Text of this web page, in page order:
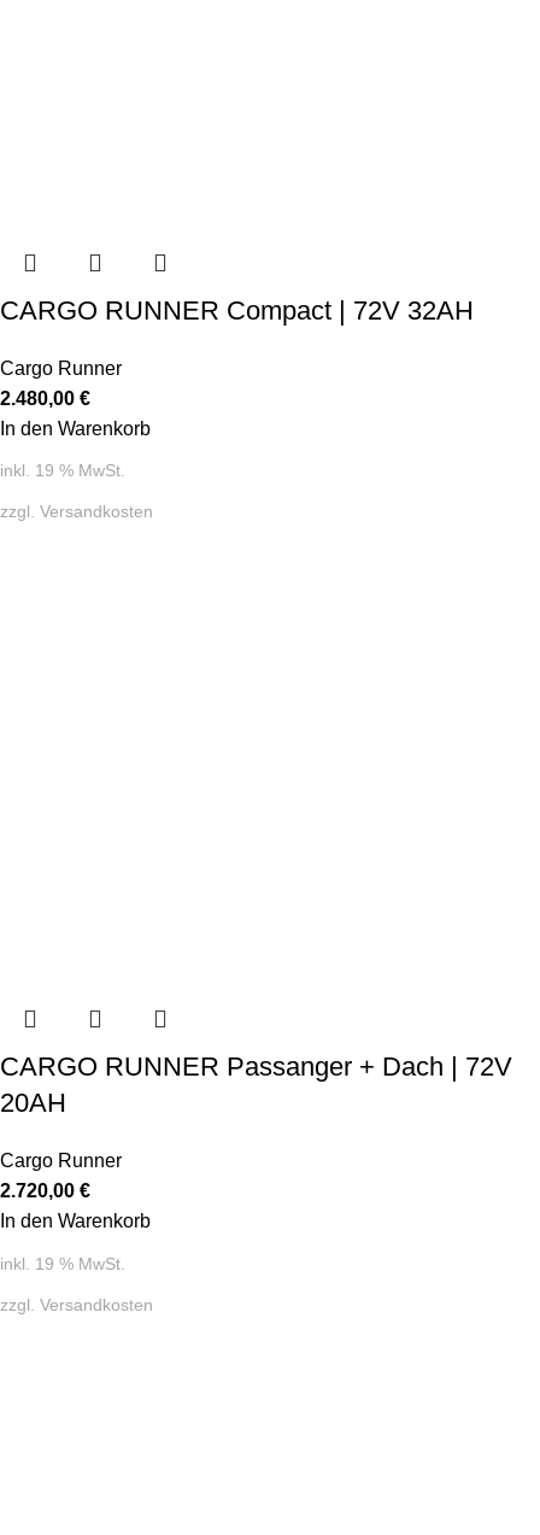
CARGO RUNNER Compact | 72V 32AH
Cargo Runner
2.480,00 €
In den Warenkorb
inkl. 19 % MwSt.
zzgl. Versandkosten
CARGO RUNNER Passanger + Dach | 72V
20AH
Cargo Runner
2.720,00 €
In den Warenkorb
inkl. 19 % MwSt.
zzgl. Versandkosten